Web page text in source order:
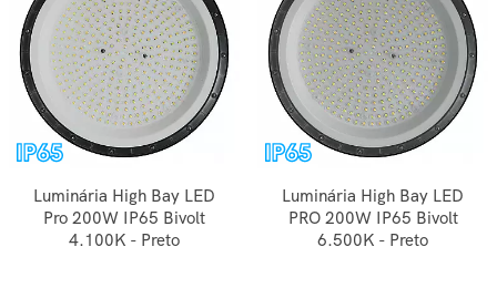
Luminária High Bay LED
Pro 200W IP65 Bivolt
4.100K - Preto
Luminária High Bay LED
PRO 200W IP65 Bivolt
6.500K - Preto